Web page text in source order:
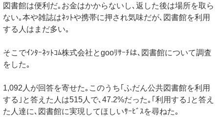
図書館は便利だ｡お金はかからないし､返した後は場所を取ら
ない｡本や雑誌はﾈｯﾄや携帯に押され気味だが､図書館を利用
する人はまだ多い｡
そこでｲﾝﾀｰﾈｯﾄｺﾑ株式会社とgooﾘｻｰﾁは､図書館について調査
をした｡
1,092人が回答を寄せた｡このうち｢ふだん公共図書館を利用
する｣と答えた人は515人で､47.2%だった｡｢利用する｣と答え
た人達に､図書館に実現してほしいｻｰﾋﾞｽを尋ねた｡